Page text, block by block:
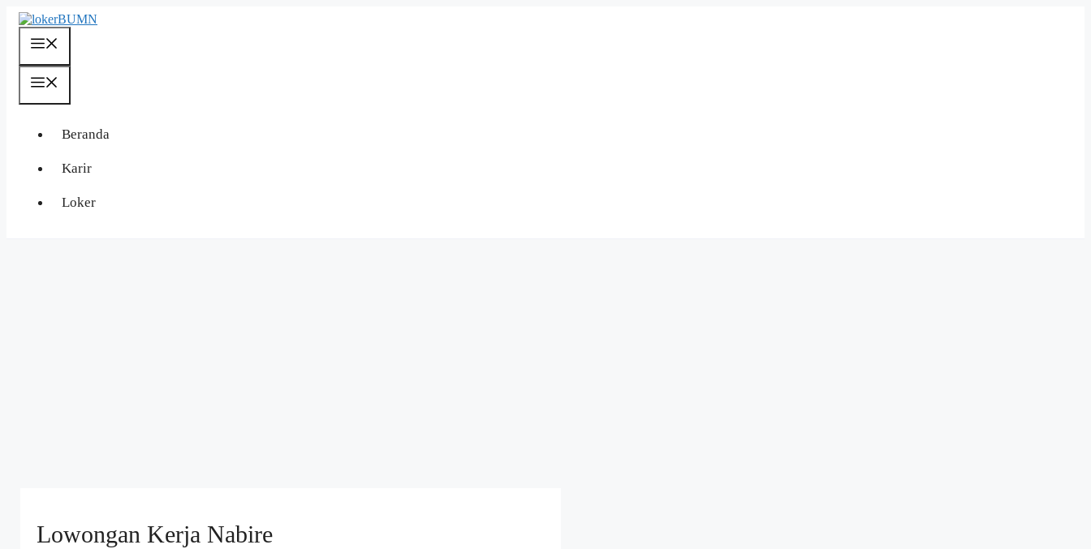
Langsung
Beranda
Karir
Loker
Lowongan Kerja Nabire